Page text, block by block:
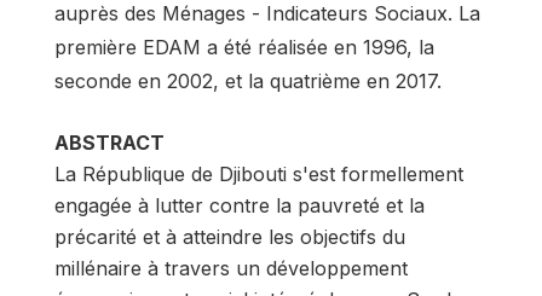
auprès des Ménages - Indicateurs Sociaux. La
première EDAM a été réalisée en 1996, la
seconde en 2002, et la quatrième en 2017.
ABSTRACT
La République de Djibouti s'est formellement
engagée à lutter contre la pauvreté et la
précarité et à atteindre les objectifs du
millénaire à travers un développement